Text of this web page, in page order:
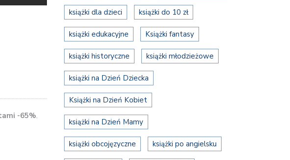
-65%.
książki dla dzieci książki do 10 zł
książki edukacyjne Książki fantasy
książki historyczne książki młodzieżowe
książki na Dzień Dziecka
Książki na Dzień Kobiet
książki na Dzień Mamy
książki obcojęzyczne książki po angielsku